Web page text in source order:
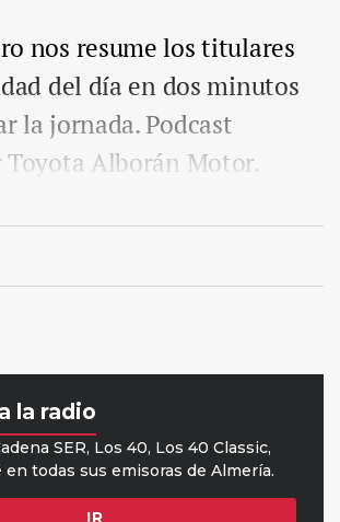
nos resume los titulares
del día en dos minutos
la jornada. Podcast
Alborán Motor.